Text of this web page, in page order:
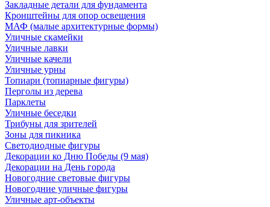
Закладные детали для фундамента
Кронштейны для опор освещения
МАФ (малые архитектурные формы)
Уличные скамейки
Уличные лавки
Уличные качели
Уличные урны
Топиари (топиарные фигуры)
Перголы из дерева
Парклеты
Уличные беседки
Трибуны для зрителей
Зоны для пикника
Светодиодные фигуры
Декорации ко Дню Победы (9 мая)
Декорации на День города
Новогодние световые фигуры
Новогодние уличные фигуры
Уличные арт-объекты